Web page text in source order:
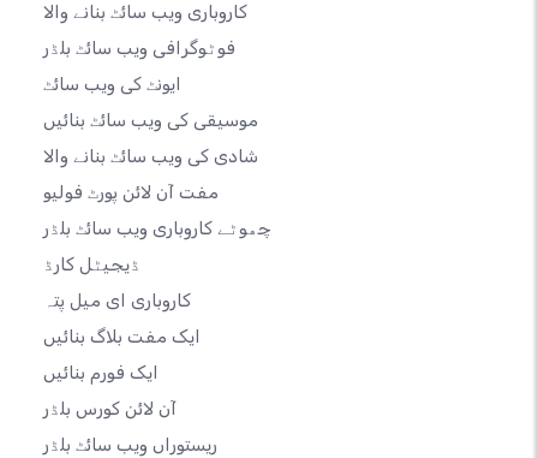
کاروباری ویب سائٹ بنانے والا
فوٹوگرافی ویب سائٹ بلڈر
ایونٹ کی ویب سائٹ
موسیقی کی ویب سائٹ بنائیں
شادی کی ویب سائٹ بنانے والا
مفت آن لائن پورٹ فولیو
چھوٹے کاروباری ویب سائٹ بلڈر
ڈیجیٹل کارڈ
کاروباری ای میل پتہ
ایک مفت بلاگ بنائیں
ایک فورم بنائیں
آن لائن کورس بلڈر
ریستوراں ویب سائٹ بلڈر